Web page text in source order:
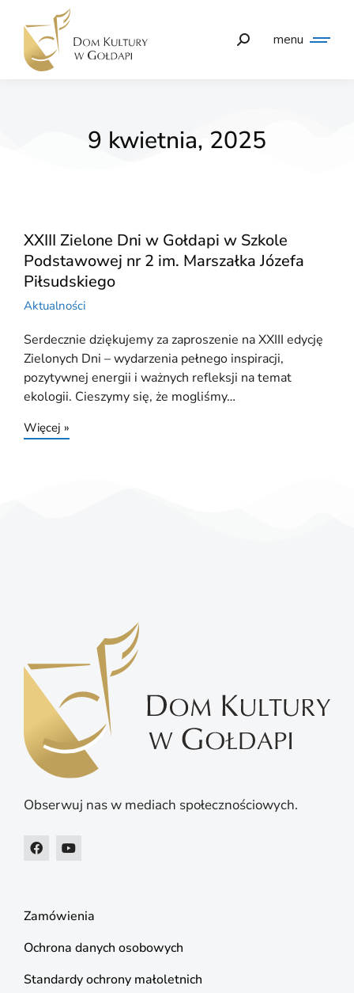
menu
9 kwietnia, 2025
XXIII Zielone Dni w Gołdapi w Szkole
Podstawowej nr 2 im. Marszałka Józefa
Piłsudskiego
Aktualności
Serdecznie dziękujemy za zaproszenie na XXIII edycję
Zielonych Dni – wydarzenia pełnego inspiracji,
pozytywnej energii i ważnych refleksji na temat
ekologii. Cieszymy się, że mogliśmy…
Więcej »
Obserwuj nas w mediach społecznościowych.
Zamówienia
Ochrona danych osobowych
Standardy ochrony małoletnich